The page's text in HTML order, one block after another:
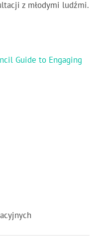
z młodymi ludźmi.
Guide to Engaging